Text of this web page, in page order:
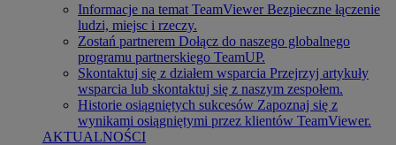
Informacje na temat TeamViewer Bezpieczne łączenie
ludzi, miejsc i rzeczy.
Zostań partnerem Dołącz do naszego globalnego
programu partnerskiego TeamUP.
Skontaktuj się z działem wsparcia Przejrzyj artykuły
wsparcia lub skontaktuj się z naszym zespołem.
Historie osiągniętych sukcesów Zapoznaj się z
wynikami osiągniętymi przez klientów TeamViewer.
AKTUALNOŚCI